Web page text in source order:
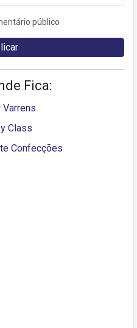
público
Fica:
Class
Confecções